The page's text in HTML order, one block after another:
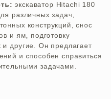
экскаватор Hitachi 180
различных задач,
конструкций, снос
и ям, подготовку
другие. Он предлагает
и способен справиться
задачами.